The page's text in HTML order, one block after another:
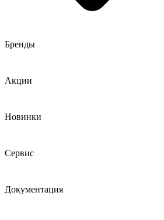
Бренды
Акции
Новинки
Сервис
Документация